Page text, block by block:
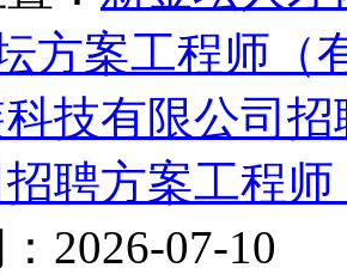
方案工程师（
技有限公司招
聘方案工程
2026-07-10